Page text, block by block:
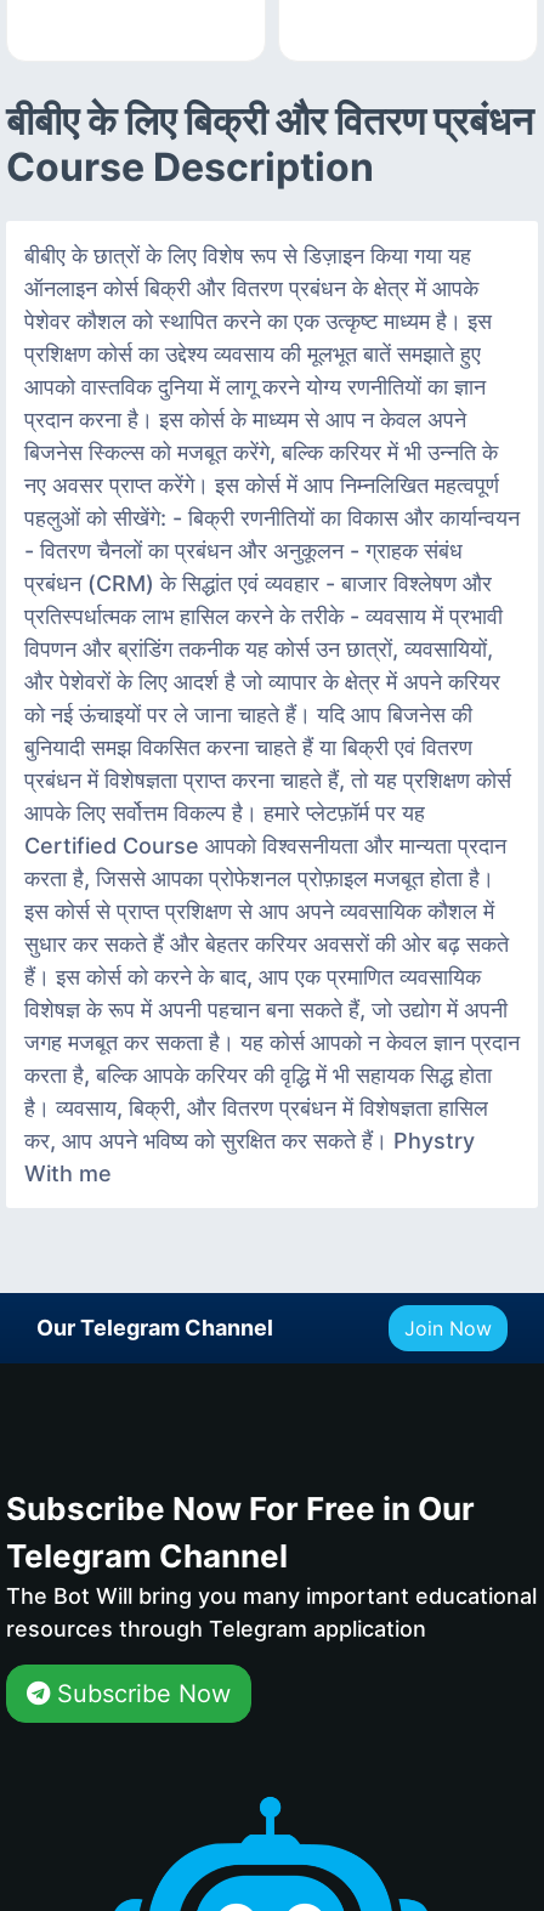
बीबीए के लिए बिक्री और वितरण प्रबंधन
Course Description
बीबीए के छात्रों के लिए विशेष रूप से डिज़ाइन किया गया यह
ऑनलाइन कोर्स बिक्री और वितरण प्रबंधन के क्षेत्र में आपके
पेशेवर कौशल को स्थापित करने का एक उत्कृष्ट माध्यम है। इस
प्रशिक्षण कोर्स का उद्देश्य व्यवसाय की मूलभूत बातें समझाते हुए
आपको वास्तविक दुनिया में लागू करने योग्य रणनीतियों का ज्ञान
प्रदान करना है। इस कोर्स के माध्यम से आप न केवल अपने
बिजनेस स्किल्स को मजबूत करेंगे, बल्कि करियर में भी उन्नति के
नए अवसर प्राप्त करेंगे। इस कोर्स में आप निम्नलिखित महत्वपूर्ण
पहलुओं को सीखेंगे: - बिक्री रणनीतियों का विकास और कार्यान्वयन
- वितरण चैनलों का प्रबंधन और अनुकूलन - ग्राहक संबंध
प्रबंधन (CRM) के सिद्धांत एवं व्यवहार - बाजार विश्लेषण और
प्रतिस्पर्धात्मक लाभ हासिल करने के तरीके - व्यवसाय में प्रभावी
विपणन और ब्रांडिंग तकनीक यह कोर्स उन छात्रों, व्यवसायियों,
और पेशेवरों के लिए आदर्श है जो व्यापार के क्षेत्र में अपने करियर
को नई ऊंचाइयों पर ले जाना चाहते हैं। यदि आप बिजनेस की
बुनियादी समझ विकसित करना चाहते हैं या बिक्री एवं वितरण
प्रबंधन में विशेषज्ञता प्राप्त करना चाहते हैं, तो यह प्रशिक्षण कोर्स
आपके लिए सर्वोत्तम विकल्प है। हमारे प्लेटफ़ॉर्म पर यह
Certified Course आपको विश्वसनीयता और मान्यता प्रदान
करता है, जिससे आपका प्रोफेशनल प्रोफ़ाइल मजबूत होता है।
इस कोर्स से प्राप्त प्रशिक्षण से आप अपने व्यवसायिक कौशल में
सुधार कर सकते हैं और बेहतर करियर अवसरों की ओर बढ़ सकते
हैं। इस कोर्स को करने के बाद, आप एक प्रमाणित व्यवसायिक
विशेषज्ञ के रूप में अपनी पहचान बना सकते हैं, जो उद्योग में अपनी
जगह मजबूत कर सकता है। यह कोर्स आपको न केवल ज्ञान प्रदान
करता है, बल्कि आपके करियर की वृद्धि में भी सहायक सिद्ध होता
है। व्यवसाय, बिक्री, और वितरण प्रबंधन में विशेषज्ञता हासिल
कर, आप अपने भविष्य को सुरक्षित कर सकते हैं। Phystry
With me
Our Telegram Channel Join Now
Subscribe Now For Free in Our
Telegram Channel
The Bot Will bring you many important educational
resources through Telegram application
Subscribe Now